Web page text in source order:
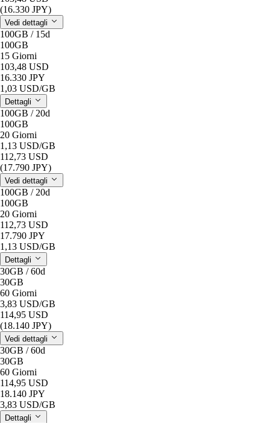
(16.330 JPY)
Vedi dettagli
100GB / 15d
100GB
15 Giorni
103,48 USD
16.330 JPY
1,03 USD/GB
Dettagli
100GB / 20d
100GB
20 Giorni
1,13 USD/GB
112,73 USD
(17.790 JPY)
Vedi dettagli
100GB / 20d
100GB
20 Giorni
112,73 USD
17.790 JPY
1,13 USD/GB
Dettagli
30GB / 60d
30GB
60 Giorni
3,83 USD/GB
114,95 USD
(18.140 JPY)
Vedi dettagli
30GB / 60d
30GB
60 Giorni
114,95 USD
18.140 JPY
3,83 USD/GB
Dettagli